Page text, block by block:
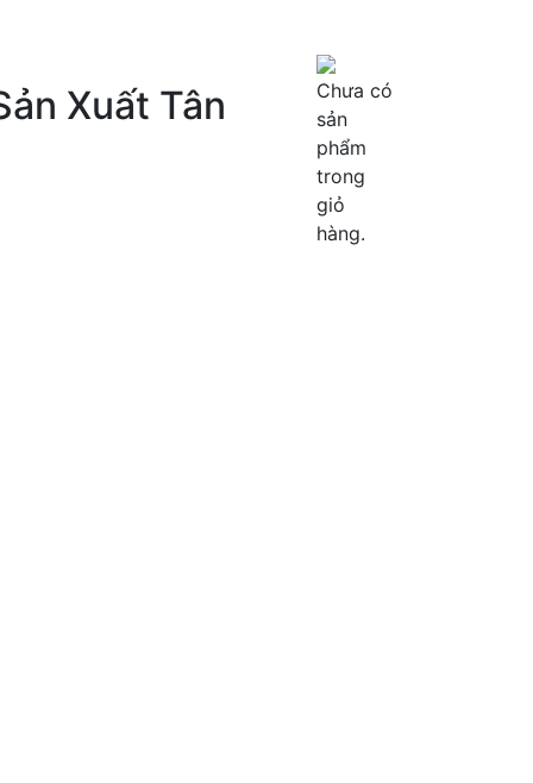
Xuất Tân
Chưa có
sản
phẩm
trong
giỏ
hàng.